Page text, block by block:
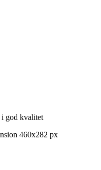
i god kvalitet
460x282 px